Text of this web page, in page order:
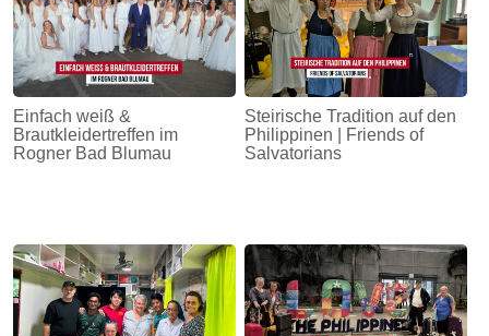
Einfach weiß &
Brautkleidertreffen im
Rogner Bad Blumau
Steirische Tradition auf den
Philippinen | Friends of
Salvatorians